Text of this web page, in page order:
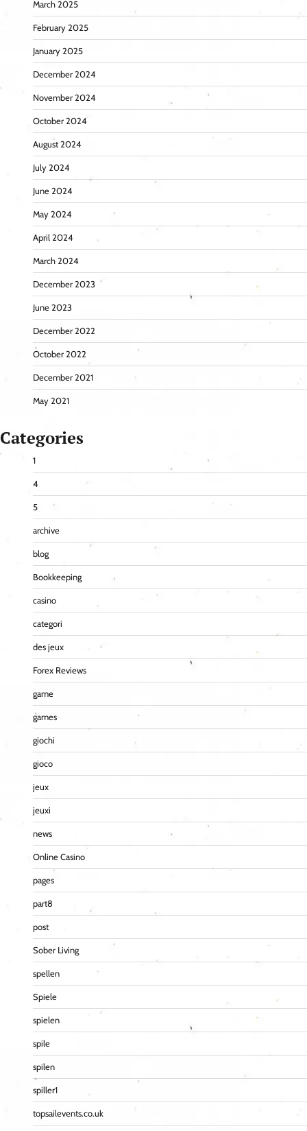
March 2025
February 2025
January 2025
December 2024
November 2024
October 2024
August 2024
July 2024
June 2024
May 2024
April 2024
March 2024
December 2023
June 2023
December 2022
October 2022
December 2021
May 2021
Categories
1
4
5
archive
blog
Bookkeeping
casino
categori
des jeux
Forex Reviews
game
games
giochi
gioco
jeux
jeuxi
news
Online Casino
pages
part8
post
Sober Living
spellen
Spiele
spielen
spile
spilen
spiller1
topsailevents.co.uk